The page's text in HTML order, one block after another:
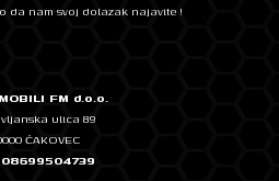
da nam svoj dolazak najavite !
FM d.o.o.
ulica 89
ČAKOVEC
08699504739